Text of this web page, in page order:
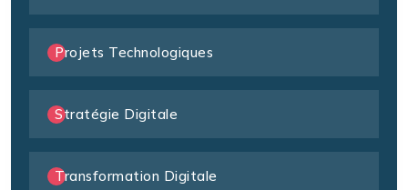
Projets Technologiques
Stratégie Digitale
Transformation Digitale